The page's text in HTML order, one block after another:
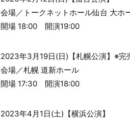
会場／トークネットホール仙台 大ホ
開場 18:00 開演19:00
2023年3月19日(日)【札幌公演】※完
会場／札幌 道新ホール
開場 17:30 開演18:00
2023年4月1日(土)【横浜公演】